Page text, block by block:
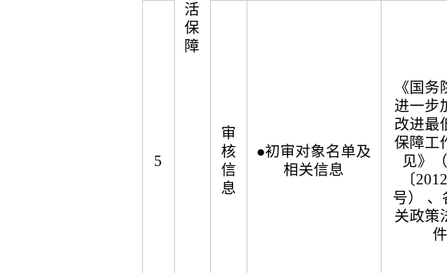
活
保
障
5
审
核
信
息
●初审对象名单及
相关信息
《国务
进一步
改进最
保障工
见》
〔
号） 、
关政策
件